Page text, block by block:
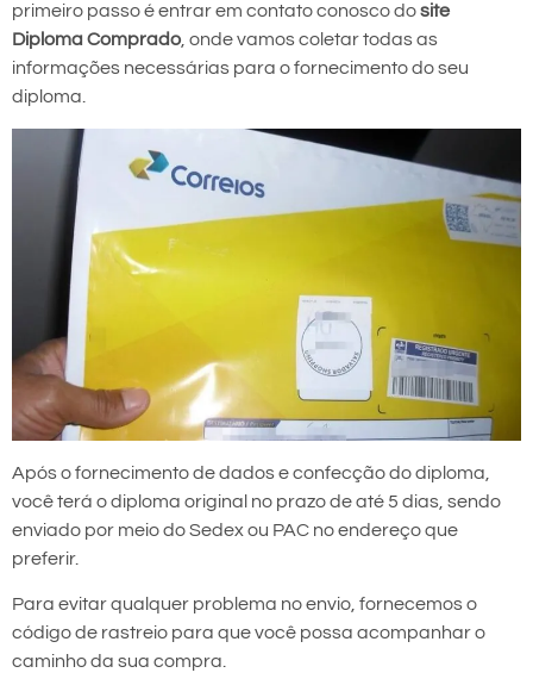
primeiro passo é entrar em contato conosco dosite
Diploma Comprado, onde vamos coletar todas as
informações necessárias para o fornecimento do seu
diploma.
Após o fornecimento de dados e confecção do diploma,
você terá o diploma original no prazo de até 5 dias, sendo
enviado por meio do Sedex ou PAC no endereço que
preferir.
Para evitar qualquer problema no envio, fornecemos o
código de rastreio para que você possa acompanhar o
caminho da sua compra.